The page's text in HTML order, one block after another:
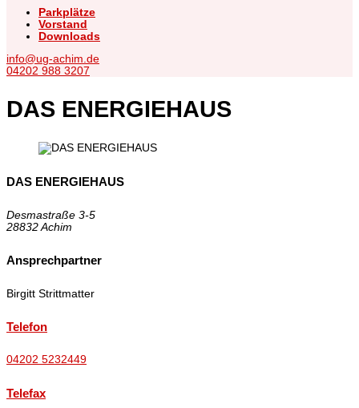
Parkplätze
Vorstand
Downloads
info@ug-achim.de
04202 988 3207
DAS ENERGIEHAUS
DAS ENERGIEHAUS
Desmastraße 3-5
28832 Achim
Ansprechpartner
Birgitt Strittmatter
Telefon
04202 5232449
Telefax